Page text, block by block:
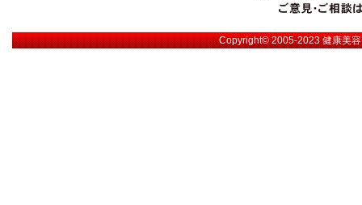
Copyright© 2005-2023健康美